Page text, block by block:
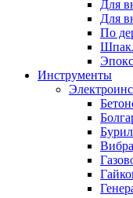
Для
Для
По
Инструменты